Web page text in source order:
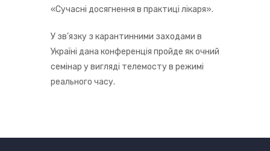
«Сучасні досягнення в практиці лікаря».
У зв’язку з карантинними заходами в
Україні дана конференція пройде як очний
семінар у вигляді телемосту в режимі
реального часу.